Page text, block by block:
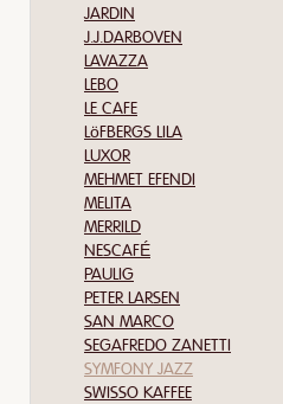
JARDIN
J.J.DARBOVEN
LAVAZZA
LEBO
LE CAFE
LöFBERGS LILA
LUXOR
MEHMET EFENDI
MELITA
MERRILD
NESCAFÉ
PAULIG
PETER LARSEN
SAN MARCO
SEGAFREDO ZANETTI
SYMFONY JAZZ
SWISSO KAFFEE